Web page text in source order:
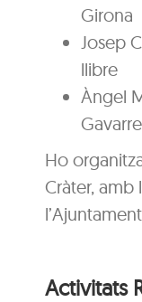
Girona
Josep
llibre
Àngel
Ho
Cràter, amb
Activitats